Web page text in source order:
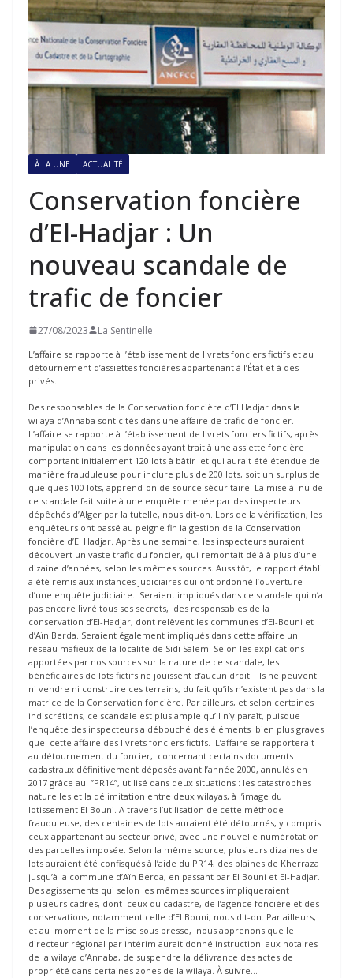
À LA UNE ACTUALITÉ
Conservation foncière
d’El-Hadjar : Un
nouveau scandale de
trafic de foncier
27/08/2023 La Sentinelle
L’affaire se rapporte à l’établissement de livrets fonciers fictifs et au
détournement d’assiettes foncières appartenant à l’État et à des
privés.
Des responsables de la Conservation foncière d’El Hadjar dans la
wilaya d’Annaba sont cités dans une affaire de trafic de foncier.
L’affaire se rapporte à l’établissement de livrets fonciers fictifs, après
manipulation dans les données ayant trait à une assiette foncière
comportant initialement 120 lots à bâtir et qui aurait été étendue de
manière frauduleuse pour inclure plus de 200 lots, soit un surplus de
quelques 100 lots, apprend-on de source sécuritaire. La mise à nu de
ce scandale fait suite à une enquête menée par des inspecteurs
dépêchés d’Alger par la tutelle, nous dit-on. Lors de la vérification, les
enquêteurs ont passé au peigne fin la gestion de la Conservation
foncière d’El Hadjar. Après une semaine, les inspecteurs auraient
découvert un vaste trafic du foncier, qui remontait déjà à plus d’une
dizaine d’années, selon les mêmes sources. Aussitôt, le rapport établi
a été remis aux instances judiciaires qui ont ordonné l’ouverture
d’une enquête judiciaire. Seraient impliqués dans ce scandale qui n’a
pas encore livré tous ses secrets, des responsables de la
conservation d’El-Hadjar, dont relèvent les communes d’El-Bouni et
d’Aïn Berda. Seraient également impliqués dans cette affaire un
réseau mafieux de la localité de Sidi Salem. Selon les explications
apportées par nos sources sur la nature de ce scandale, les
bénéficiaires de lots fictifs ne jouissent d’aucun droit. Ils ne peuvent
ni vendre ni construire ces terrains, du fait qu’ils n’existent pas dans la
matrice de la Conservation foncière. Par ailleurs, et selon certaines
indiscrétions, ce scandale est plus ample qu’il n’y paraît, puisque
l’enquête des inspecteurs a débouché des éléments bien plus graves
que cette affaire des livrets fonciers fictifs. L’affaire se rapporterait
au détournement du foncier, concernant certains documents
cadastraux définitivement déposés avant l’année 2000, annulés en
2017 grâce au ‘’PR14’’, utilisé dans deux situations : les catastrophes
naturelles et la délimitation entre deux wilayas, à l’image du
lotissement El Bouni. A travers l’utilisation de cette méthode
frauduleuse, des centaines de lots auraient été détournés, y compris
ceux appartenant au secteur privé, avec une nouvelle numérotation
des parcelles imposée. Selon la même source, plusieurs dizaines de
lots auraient été confisqués à l’aide du PR14, des plaines de Kherraza
jusqu’à la commune d’Aïn Berda, en passant par El Bouni et El-Hadjar.
Des agissements qui selon les mêmes sources impliqueraient
plusieurs cadres, dont ceux du cadastre, de l’agence foncière et des
conservations, notamment celle d’El Bouni, nous dit-on. Par ailleurs,
et au moment de la mise sous presse, nous apprenons que le
directeur régional par intérim aurait donné instruction aux notaires
de la wilaya d’Annaba, de suspendre la délivrance des actes de
propriété dans certaines zones de la wilaya. À suivre…